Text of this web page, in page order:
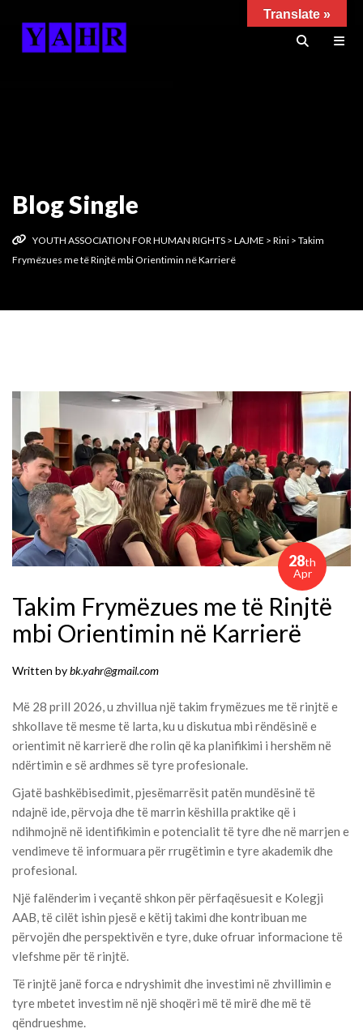
Blog Single
YOUTH ASSOCIATION FOR HUMAN RIGHTS > LAJME > Rini > Takim
Frymëzues me të Rinjtë mbi Orientimin në Karrierë
28th
Apr
Takim Frymëzues me të Rinjtë
mbi Orientimin në Karrierë
Written bybk.yahr@gmail.com
Më 28 prill 2026, u zhvillua një takim frymëzues me të rinjtë e
shkollave të mesme të larta, ku u diskutua mbi rëndësinë e
orientimit në karrierë dhe rolin që ka planifikimi i hershëm në
ndërtimin e së ardhmes së tyre profesionale.
Gjatë bashkëbisedimit, pjesëmarrësit patën mundësinë të
ndajnë ide, përvoja dhe të marrin këshilla praktike që i
ndihmojnë në identifikimin e potencialit të tyre dhe në marrjen e
vendimeve të informuara për rrugëtimin e tyre akademik dhe
profesional.
Një falënderim i veçantë shkon për përfaqësuesit e Kolegji
AAB, të cilët ishin pjesë e këtij takimi dhe kontribuan me
përvojën dhe perspektivën e tyre, duke ofruar informacione të
vlefshme për të rinjtë.
Të rinjtë janë forca e ndryshimit dhe investimi në zhvillimin e
tyre mbetet investim në një shoqëri më të mirë dhe më të
qëndrueshme.
Translate »